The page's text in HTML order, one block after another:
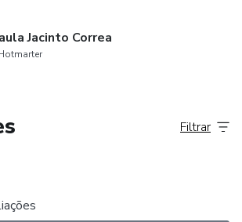
Jacinto Correa
Filtrar